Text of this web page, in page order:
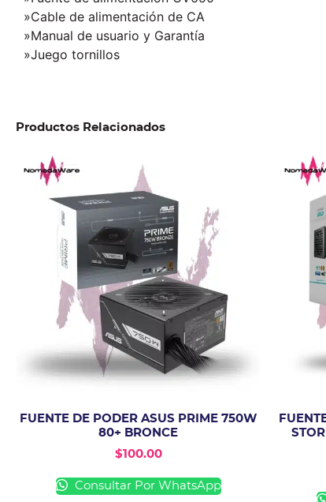
»Cable de alimentación de CA
»Manual de usuario y Garantía
»Juego tornillos
Productos Relacionados
FUENTE DE PODER ASUS PRIME 750W
80+ BRONCE
$100.00
Consultar Por WhatsApp